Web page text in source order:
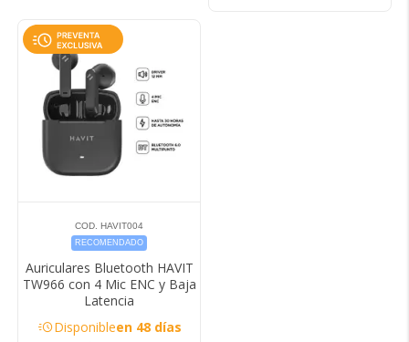
COD. HAVIT004
RECOMENDADO
Auriculares Bluetooth HAVIT
TW966 con 4 Mic ENC y Baja
Latencia
acuteDisponibleen 48 días